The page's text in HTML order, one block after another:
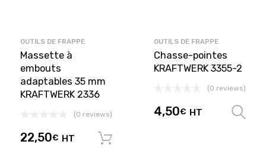
OUTILS DE FRAPPE
Massette à
embouts
adaptables 35 mm
KRAFTWERK 2336
(0 reviews)
22,50€ HT
OUTILS DE FRAPPE
Chasse-pointes
KRAFTWERK 3355-2
(0 reviews)
4,50€ HT